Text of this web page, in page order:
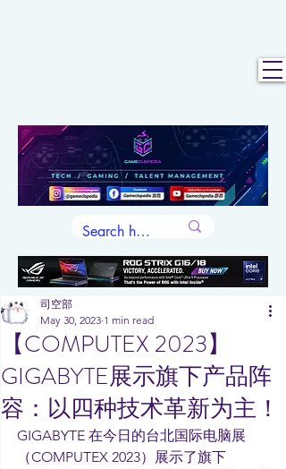
【COMPUTEX 2023】
GIGABYTE展示旗下产品阵
容：以四种技术革新为主！
司空部
May 30, 2023 1 min read
GIGABYTE 在今日的台北国际电脑展
（COMPUTEX 2023）展示了旗下